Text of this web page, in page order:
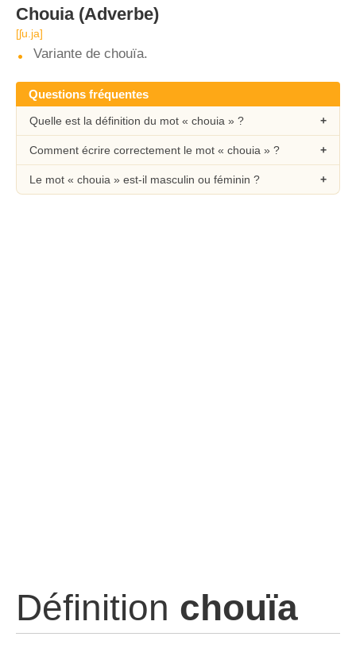
Chouia(Adverbe)
[ʃu.ja]
Variante de chouïa.
Questions fréquentes
Quelle est la définition du mot « chouia » ?
Comment écrire correctement le mot « chouia » ?
Le mot « chouia » est-il masculin ou féminin ?
Définition chouïa